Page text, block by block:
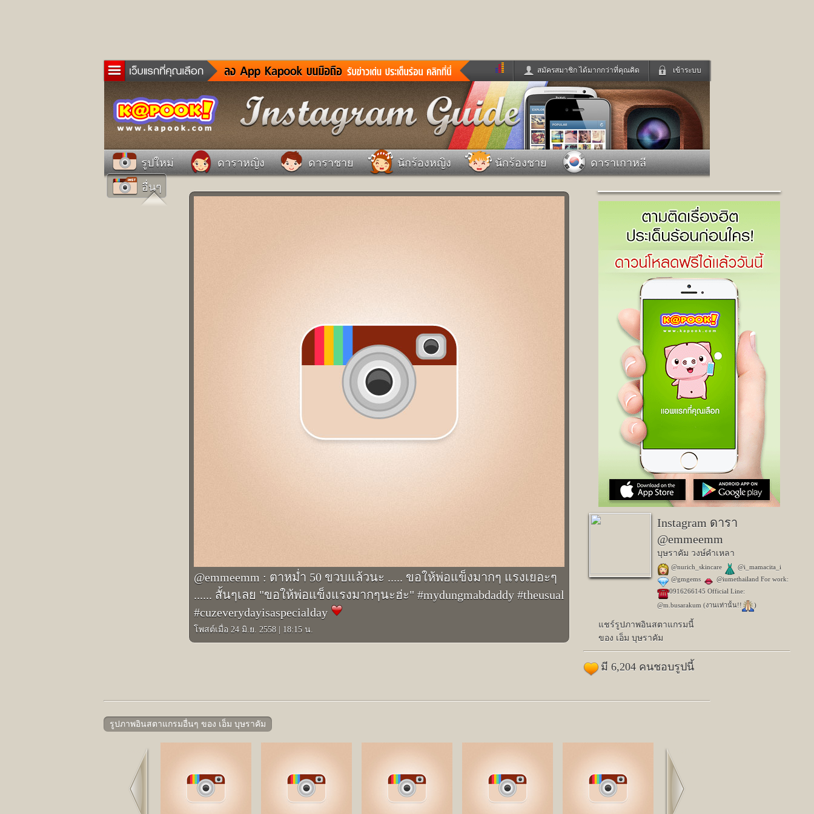
เข้าระบบ
สมัครสมาชิก ได้มากกว่าที่คุณคิด
ข่าวด่วน ข่าวสั้น ข่าวดารา
ดูทีวี
ละคร
หนังใหม่ ฟังเพลง
ฟังวิทยุออนไลน์
เกม
หมากรุกไทย แชทหมากฮอส
Glitter
แต่งงาน
แม่และเด็ก
ดูดวง
ทำนายฝัน สุขภาพ
สัตว์เลี้ยง
ผู้ชาย
ผลบอล บ้านและการตกแต่ง
ท่องเที่ยว
Facebook
เข้าระบบด้วย User Kapook
Email
Password
เข้าระบบด้วย Facebook
รูปใหม่ ดาราหญิง ดาราชาย นักร้องหญิง นักร้องชาย
ดาราเกาหลี
อื่นๆ
@emmeemm : ตาหม่ำ 50 ขวบแล้วนะ ..... ขอให้พ่อแข็งมากๆ แรงเยอะๆ
...... สั้นๆเลย "ขอให้พ่อแข็งแรงมากๆนะฮ่ะ" #mydungmabdaddy #theusual
#cuzeverydayisaspecialday
โพสต์เมื่อ 24 มิ.ย. 2558 18:15 น.
Instagram ดารา
@emmeemm
บุษราคัม วงษ์คำเหลา
@nurich_skincare
@i_mamacita_i
@gmgems
@iumethailand For work:
0916266145 Official Line:
@m.busarakum (งานเท่านั้น!!
)
แชร์รูปภาพอินสตาแกรมนี้
ของ เอ็ม บุษราคัม
มี 6,204 คนชอบรูปนี้
รูปภาพอินสตาแกรมอื่นๆ ของ เอ็ม บุษราคัม